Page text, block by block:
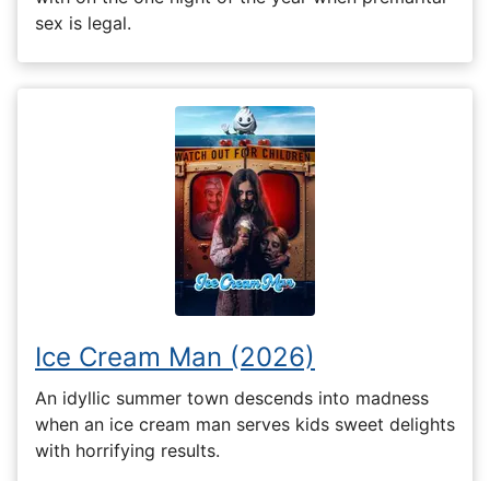
sex is legal.
Ice Cream Man (2026)
An idyllic summer town descends into madness
when an ice cream man serves kids sweet delights
with horrifying results.